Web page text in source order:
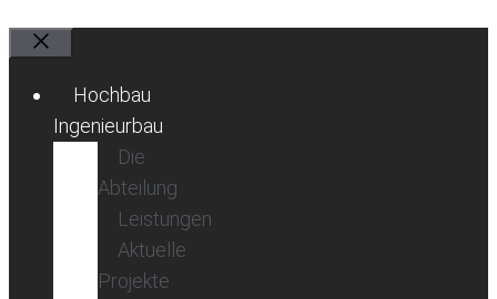
Hochbau
Ingenieurbau
Die
Abteilung
Leistungen
Aktuelle
Projekte